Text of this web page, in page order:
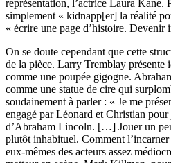
représentation, l’actrice Laura Kane.
simplement « kidnapp[er] la réalité
« écrire une page d’histoire. Devenir
On se doute cependant que cette
de la pièce. Larry Tremblay présente
comme une poupée gigogne.
comme une statue de cire qui
soudainement à parler : « Je me
engagé par Léonard et Christian
d’Abraham Lincoln. […] Jouer un
plutôt inhabituel. Comment
eux-mêmes des acteurs assez